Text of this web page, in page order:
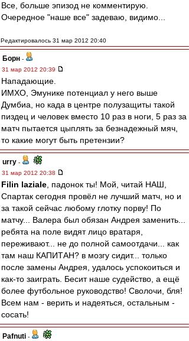
Все, больше эпизод не комментирую.
Очередное "наше все" задеваю, видимо...
Редактировалось 31 мар 2012 20:40
Борн -
31 мар 2012 20:39
Нападающие.
ИМХО, Эмунике потенциал у него выше
Думбиа, но када в центре полузащиты такой
пиздец и человек вместо 10 раз в ноги, 5 раз за
матч пытается цыплять за безнадежный мяч,
то какие могут быть претензии?
urry -
31 мар 2012 20:38
Filin laziale , падонок ты! Мой, читай НАШ,
Спартак сегодня провёл не лучший матч, но и
за такой сейчас любому глотку порву! По
матчу... Валера был обязан Андрея заменить...
ребята на поле видят лицо вратаря,
переживают... не до полной самоотдачи... как
там наш КАПИТАН? в мозгу сидит... только
после замены Андрея, удалось успокоиться и
как-то заиграть. Бесит наше судейство, а ещё
более футбольное руководство! Сволочи, бля!
Всем нам - верить и надеяться, остальным -
сосать!
Pafnuti -